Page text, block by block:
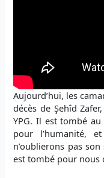
Aujourd’hui, les
décès de Şehîd
YPG. Il est tombé
pour l’humanité,
n’oublierons pas
est tombé pour nous